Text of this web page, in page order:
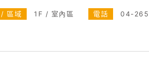
區域 1F / 室內區 電話 04-